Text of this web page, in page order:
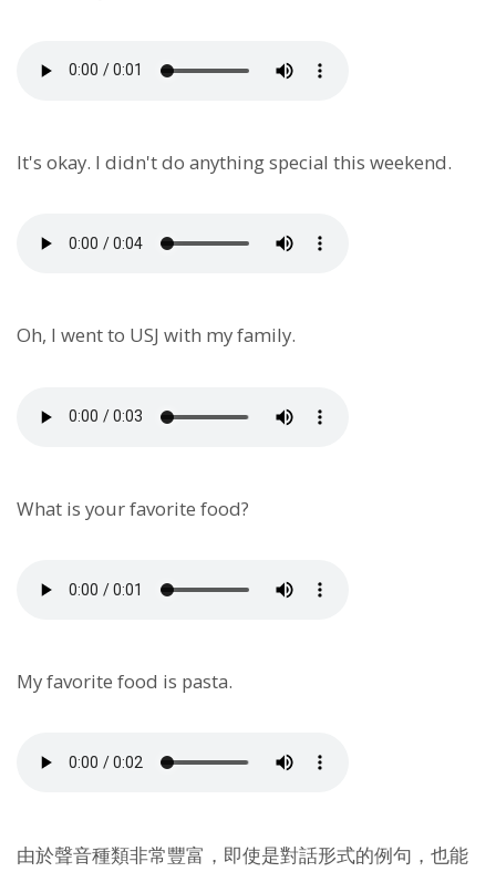
It's okay. I didn't do anything special this weekend.
Oh, I went to USJ with my family.
What is your favorite food?
My favorite food is pasta.
由於聲音種類非常豐富，即使是對話形式的例句，也能